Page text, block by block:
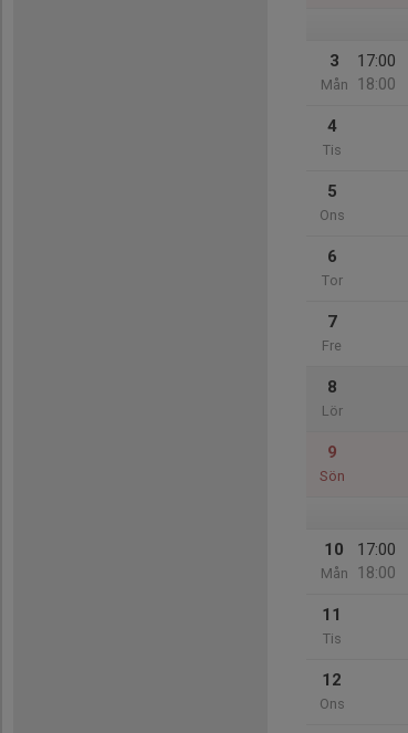
3
Mån
17:00
18:00
4
Tis
5
Ons
6
Tor
7
Fre
8
Lör
9
Sön
10
Mån
17:00
18:00
11
Tis
12
Ons